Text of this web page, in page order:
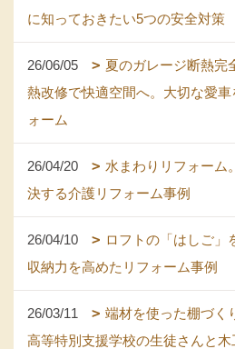
に知っておきたい5つの安全対策
26/06/05
夏のガレージ断熱完
熱改修で快適空間へ。大切な愛
ォーム
26/04/20
水まわりリフォーム
決する介護リフォーム事例
26/04/10
ロフトの「はしご」
収納力を高めたリフォーム事例
26/03/11
端材を使った棚づく
高等特別支援学校の生徒さんと